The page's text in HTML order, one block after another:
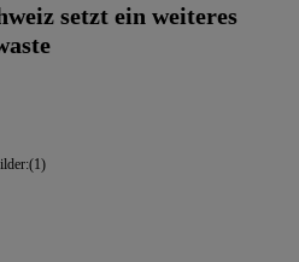
setzt ein weiteres
(1)